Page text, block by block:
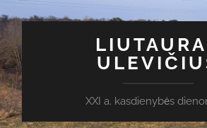
XXI a. kasdienybės